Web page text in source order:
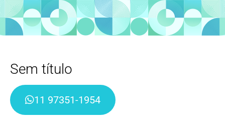
03Sobre
04Contato
Sem título
11 97351-1954